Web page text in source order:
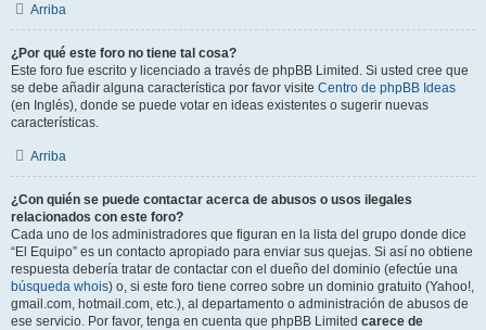
Arriba
¿Por qué este foro no tiene tal cosa?
Este foro fue escrito y licenciado a través de phpBB Limited. Si usted cree que
se debe añadir alguna característica por favor visite Centro de phpBB Ideas
(en Inglés), donde se puede votar en ideas existentes o sugerir nuevas
características.
Arriba
¿Con quién se puede contactar acerca de abusos o usos ilegales
relacionados con este foro?
Cada uno de los administradores que figuran en la lista del grupo donde dice
“El Equipo” es un contacto apropiado para enviar sus quejas. Si así no obtiene
respuesta debería tratar de contactar con el dueño del dominio (efectúe una
búsqueda whois) o, si este foro tiene correo sobre un dominio gratuito (Yahoo!,
gmail.com, hotmail.com, etc.), al departamento o administración de abusos de
ese servicio. Por favor, tenga en cuenta que phpBB Limited carece de